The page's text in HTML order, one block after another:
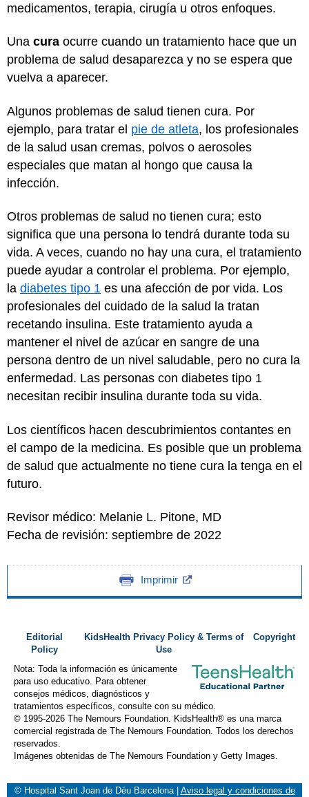
medicamentos, terapia, cirugía u otros enfoques.
Una cura ocurre cuando un tratamiento hace que un
problema de salud desaparezca y no se espera que
vuelva a aparecer.
Algunos problemas de salud tienen cura. Por
ejemplo, para tratar el pie de atleta, los profesionales
de la salud usan cremas, polvos o aerosoles
especiales que matan al hongo que causa la
infección.
Otros problemas de salud no tienen cura; esto
significa que una persona lo tendrá durante toda su
vida. A veces, cuando no hay una cura, el tratamiento
puede ayudar a controlar el problema. Por ejemplo,
la diabetes tipo 1 es una afección de por vida. Los
profesionales del cuidado de la salud la tratan
recetando insulina. Este tratamiento ayuda a
mantener el nivel de azúcar en sangre de una
persona dentro de un nivel saludable, pero no cura la
enfermedad. Las personas con diabetes tipo 1
necesitan recibir insulina durante toda su vida.
Los científicos hacen descubrimientos contantes en
el campo de la medicina. Es posible que un problema
de salud que actualmente no tiene cura la tenga en el
futuro.
Revisor médico: Melanie L. Pitone, MD
Fecha de revisión: septiembre de 2022
Imprimir
Editorial
Policy
KidsHealth Privacy Policy & Terms of
Use
Copyright
Nota: Toda la información es únicamente
para uso educativo. Para obtener
consejos médicos, diagnósticos y
tratamientos específicos, consulte con su médico.
© 1995-2026 The Nemours Foundation. KidsHealth® es una marca
comercial registrada de The Nemours Foundation. Todos los derechos
reservados.
Imágenes obtenidas de The Nemours Foundation y Getty Images.
© Hospital Sant Joan de Déu Barcelona Aviso legal y condiciones de